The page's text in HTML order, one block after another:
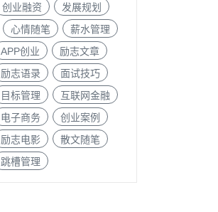
创业融资
发展规划
心情随笔
薪水管理
APP创业
励志文章
励志语录
面试技巧
目标管理
互联网金融
电子商务
创业案例
励志电影
散文随笔
跳槽管理